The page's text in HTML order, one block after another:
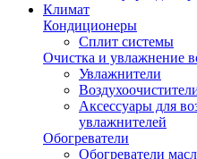
Климат
Кондиционеры
Сплит системы
Очистка и увлажнение
Увлажнители
Аксессуары для
увлажнителей
Обогреватели
Обогреватели